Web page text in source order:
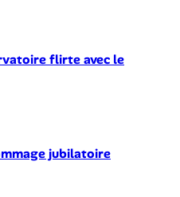
flirte avec le
jubilatoire